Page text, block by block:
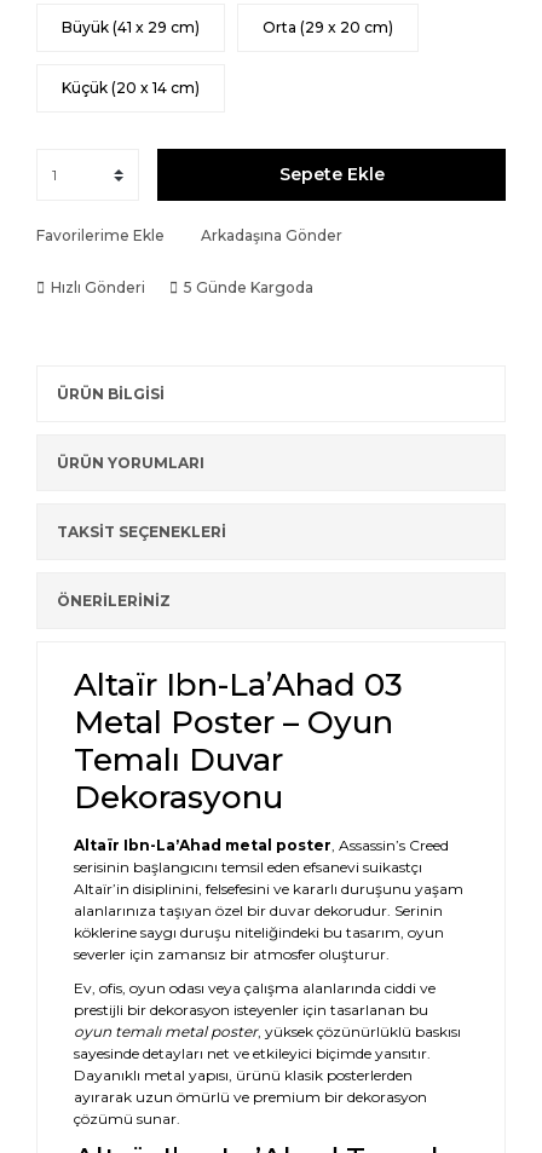
Büyük (41 x 29 cm) Orta (29 x 20 cm)
Küçük (20 x 14 cm)
Sepete Ekle
Favorilerime Ekle Arkadaşına Gönder
Hızlı Gönderi 5 Günde Kargoda
ÜRÜN BİLGİSİ
ÜRÜN YORUMLARI
TAKSİT SEÇENEKLERİ
ÖNERİLERİNİZ
Altaïr Ibn-LaʼAhad 03
Metal Poster – Oyun
Temalı Duvar
Dekorasyonu
Altaïr Ibn-LaʼAhad metal poster, Assassin’s Creed
serisinin başlangıcını temsil eden efsanevi suikastçı
Altaïr’in disiplinini, felsefesini ve kararlı duruşunu yaşam
alanlarınıza taşıyan özel bir duvar dekorudur. Serinin
köklerine saygı duruşu niteliğindeki bu tasarım, oyun
severler için zamansız bir atmosfer oluşturur.
Ev, ofis, oyun odası veya çalışma alanlarında ciddi ve
prestijli bir dekorasyon isteyenler için tasarlanan bu
oyun temalı metal poster, yüksek çözünürlüklü baskısı
sayesinde detayları net ve etkileyici biçimde yansıtır.
Dayanıklı metal yapısı, ürünü klasik posterlerden
ayırarak uzun ömürlü ve premium bir dekorasyon
çözümü sunar.